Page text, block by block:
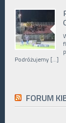
Podróżujemy […]
FORUM